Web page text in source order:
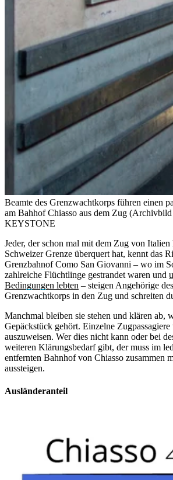
Beamte des Grenzwachtkorps führen einen
am Bahhof Chiasso aus dem Zug
KEYSTONE
Jeder, der schon mal mit dem Zug von
Schweizer Grenze überquert hat, kennt das
Grenzbahnof Como San Giovanni – wo im
zahlreiche Flüchtlinge gestrandet waren und
Bedingungen lebten – steigen Angehörige
Grenzwachtkorps in den Zug und schreiten
Manchmal bleiben sie stehen und klären ab,
Gepäckstück gehört. Einzelne Zugpassagiere
auszuweisen. Wer dies nicht kann oder bei
weiteren Klärungsbedarf gibt, der muss im
entfernten Bahnhof von Chiasso zusammen
aussteigen.
Ausländeranteil